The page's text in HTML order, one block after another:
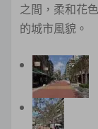
之間，柔和花
的城市風貌。